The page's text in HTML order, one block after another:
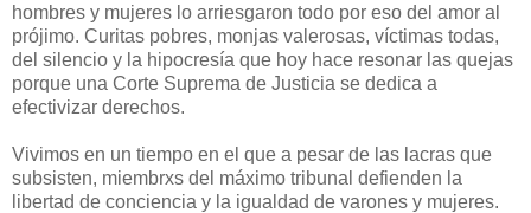
hombres y mujeres lo arriesgaron todo por eso del amor al
prójimo. Curitas pobres, monjas valerosas, víctimas todas,
del silencio y la hipocresía que hoy hace resonar las quejas
porque una Corte Suprema de Justicia se dedica a
efectivizar derechos.
Vivimos en un tiempo en el que a pesar de las lacras que
subsisten, miembrxs del máximo tribunal defienden la
libertad de conciencia y la igualdad de varones y mujeres.